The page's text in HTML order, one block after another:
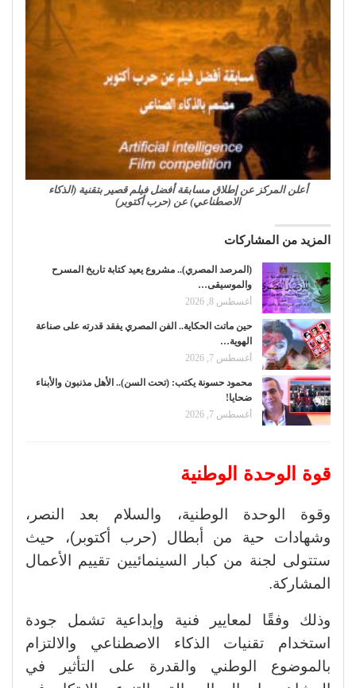
أعلن المركز عن إطلاق مسابقة أفضل فيلم قصير بتقنية (الذكاء
الاصطناعي) عن (حرب أكتوبر)
المزيد من المشاركات
(المرصد المصري).. مشروع يعيد كتابة تاريخ المسرح
والموسيقى…
أغسطس 8, 2026
حين ماتت الحكاية.. الفن المصري يفقد قدرته على صناعة
الهوية…
أغسطس 7, 2026
محمود حسونة يكتب: (تحت السن).. الأهل مذنبون والأبناء
ضحايا!
أغسطس 7, 2026
قوة الوحدة الوطنية
وقوة الوحدة الوطنية، والسلام بعد النصر،
وشهادات حية من أبطال (حرب أكتوبر)، حيث
ستتولى لجنة من كبار السينمائيين تقييم الأعمال
المشاركة.
وذلك وفقًا لمعايير فنية وإبداعية تشمل جودة
استخدام تقنيات الذكاء الاصطناعي والالتزام
بالموضوع الوطني والقدرة على التأثير في